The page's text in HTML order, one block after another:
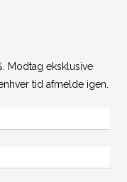
Modtag eksklusive
tid afmelde igen.